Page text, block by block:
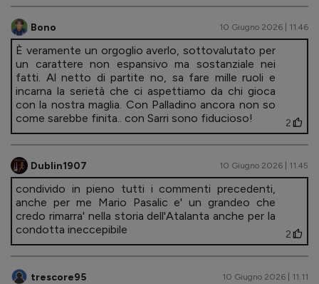
Bono 10 Giugno 2026 | 11.46
È veramente un orgoglio averlo, sottovalutato per
un carattere non espansivo ma sostanziale nei
fatti. Al netto di partite no, sa fare mille ruoli e
incarna la serietà che ci aspettiamo da chi gioca
con la nostra maglia. Con Palladino ancora non so
come sarebbe finita.. con Sarri sono fiducioso!
2
Dublin1907 10 Giugno 2026 | 11.45
condivido in pieno tutti i commenti precedenti,
anche per me Mario Pasalic e' un grandeo che
credo rimarra' nella storia dell'Atalanta anche per la
condotta ineccepibile
2
trescore95 10 Giugno 2026 | 11.11